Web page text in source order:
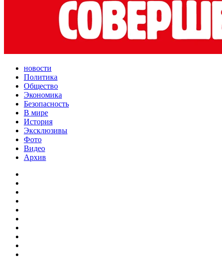
новости
Политика
Общество
Экономика
Безопасность
В мире
История
Эксклюзивы
Фото
Видео
Архив